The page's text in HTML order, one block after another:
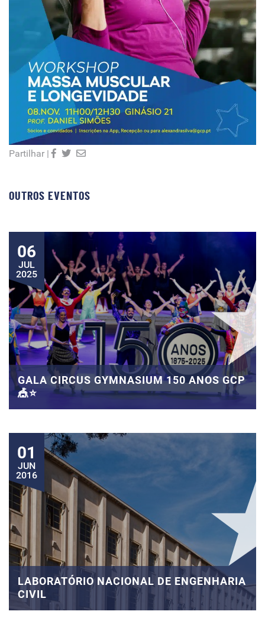
Partilhar |
OUTROS EVENTOS
06
JUL
2025
GALA CIRCUS GYMNASIUM 150 ANOS GCP
🎪⭐
01
JUN
2016
LABORATÓRIO NACIONAL DE ENGENHARIA
CIVIL